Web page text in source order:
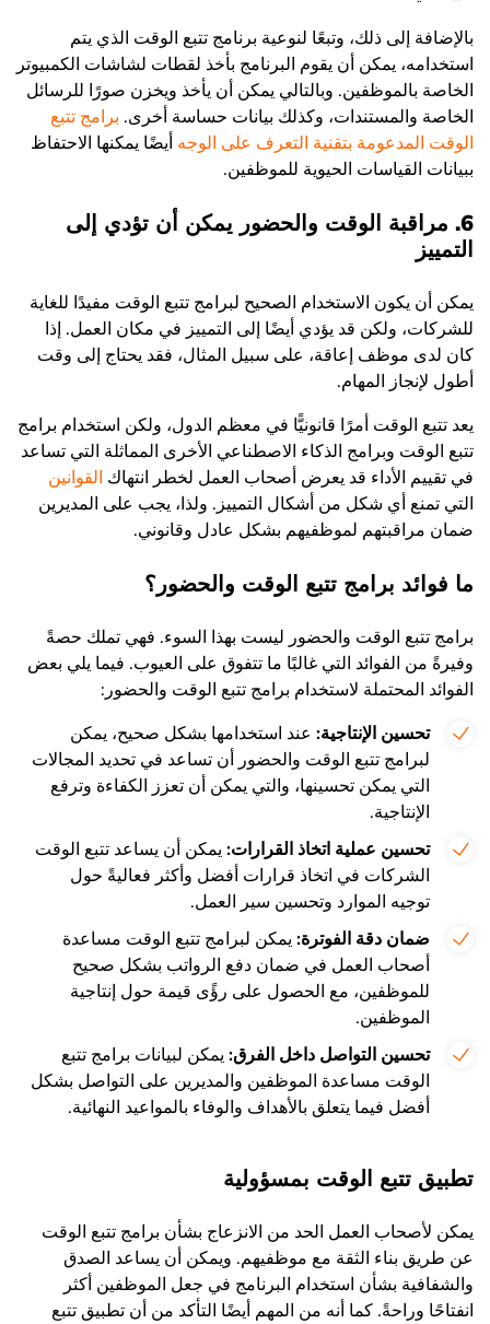
بالإضافة إلى ذلك، وتبعًا لنوعية برنامج تتبع الوقت الذي يتم
استخدامه، يمكن أن يقوم البرنامج بأخذ لقطات لشاشات الكمبيوتر
الخاصة بالموظفين. وبالتالي يمكن أن يأخذ ويخزن صورًا للرسائل
الخاصة والمستندات، وكذلك بيانات حساسة أخرى. برامج تتبع
الوقت المدعومة بتقنية التعرف على الوجه أيضًا يمكنها الاحتفاظ
ببيانات القياسات الحيوية للموظفين.
6. مراقبة الوقت والحضور يمكن أن تؤدي إلى
التمييز
يمكن أن يكون الاستخدام الصحيح لبرامج تتبع الوقت مفيدًا للغاية
للشركات، ولكن قد يؤدي أيضًا إلى التمييز في مكان العمل. إذا
كان لدى موظف إعاقة، على سبيل المثال، فقد يحتاج إلى وقت
أطول لإنجاز المهام.
يعد تتبع الوقت أمرًا قانونيًّا في معظم الدول، ولكن استخدام برامج
تتبع الوقت وبرامج الذكاء الاصطناعي الأخرى المماثلة التي تساعد
في تقييم الأداء قد يعرض أصحاب العمل لخطر انتهاك القوانين
التي تمنع أي شكل من أشكال التمييز. ولذا، يجب على المديرين
ضمان مراقبتهم لموظفيهم بشكل عادل وقانوني.
ما فوائد برامج تتبع الوقت والحضور؟
برامج تتبع الوقت والحضور ليست بهذا السوء. فهي تملك حصةً
وفيرةً من الفوائد التي غالبًا ما تتفوق على العيوب. فيما يلي بعض
الفوائد المحتملة لاستخدام برامج تتبع الوقت والحضور:
تحسين الإنتاجية: عند استخدامها بشكل صحيح، يمكن
لبرامج تتبع الوقت والحضور أن تساعد في تحديد المجالات
التي يمكن تحسينها، والتي يمكن أن تعزز الكفاءة وترفع
الإنتاجية.
تحسين عملية اتخاذ القرارات:يمكن أن يساعد تتبع الوقت
الشركات في اتخاذ قرارات أفضل وأكثر فعاليةً حول
توجيه الموارد وتحسين سير العمل.
ضمان دقة الفوترة:يمكن لبرامج تتبع الوقت مساعدة
أصحاب العمل في ضمان دفع الرواتب بشكل صحيح
للموظفين، مع الحصول على رؤًى قيمة حول إنتاجية
الموظفين.
تحسين التواصل داخل الفرق:يمكن لبيانات برامج تتبع
الوقت مساعدة الموظفين والمديرين على التواصل بشكل
أفضل فيما يتعلق بالأهداف والوفاء بالمواعيد النهائية.
تطبيق تتبع الوقت بمسؤولية
يمكن لأصحاب العمل الحد من الانزعاج بشأن برامج تتبع الوقت
عن طريق بناء الثقة مع موظفيهم. ويمكن أن يساعد الصدق
والشفافية بشأن استخدام البرنامج في جعل الموظفين أكثر
انفتاحًا وراحةً. كما أنه من المهم أيضًا التأكد من أن تطبيق تتبع